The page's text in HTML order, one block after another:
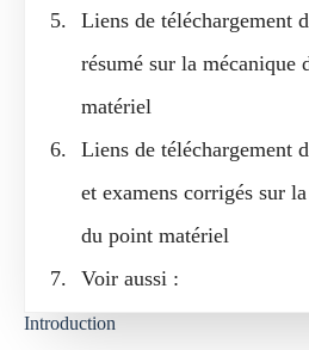
Liens de téléchargement
résumé sur la mécanique
matériel
Liens de téléchargement
et examens corrigés sur
du point matériel
Voir aussi :
Introduction